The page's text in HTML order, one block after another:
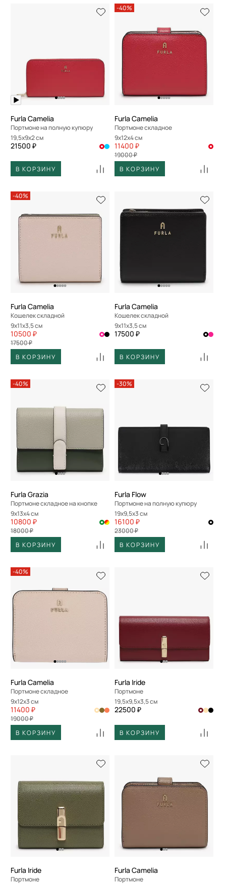
Furla Camelia
Портмоне на полную купюру
19,5x9x2 см
21500 ₽
В КОРЗИНУ
-40%
Furla Camelia
Портмоне складное
9x12x4 см
11400 ₽
19000 ₽
В КОРЗИНУ
-40%
Furla Camelia
Кошелек складной
9x11x3,5 см
10500 ₽
17500 ₽
В КОРЗИНУ
Furla Camelia
Кошелек складной
9x11x3,5 см
17500 ₽
В КОРЗИНУ
-40%
Furla Grazia
Портмоне складное на кнопке
9x13x4 см
10800 ₽
18000 ₽
В КОРЗИНУ
-30%
Furla Flow
Портмоне на полную купюру
19x9,5x3 см
16100 ₽
23000 ₽
В КОРЗИНУ
-40%
Furla Camelia
Портмоне складное
9x12x3 см
11400 ₽
19000 ₽
В КОРЗИНУ
Furla Iride
Портмоне
19,5x9,5x3,5 см
22500 ₽
В КОРЗИНУ
Furla Iride
Портмоне
Furla Camelia
Портмоне